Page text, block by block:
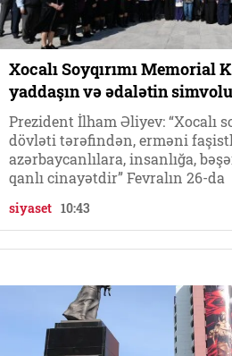
Xocalı Soyqırımı Memorial
yaddaşın və ədalətin simvolu
Prezident İlham Əliyev: “Xocalı
dövləti tərəfindən, erməni
azərbaycanlılara, insanlığa,
qanlı cinayətdir” Fevralın 26-da
siyaset 10:43